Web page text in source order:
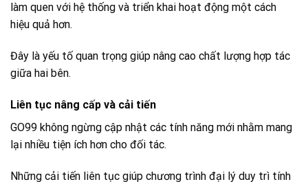
làm quen với hệ thống và triển khai hoạt động một cách
hiệu quả hơn.
Đây là yếu tố quan trọng giúp nâng cao chất lượng hợp tác
giữa hai bên.
Liên tục nâng cấp và cải tiến
GO99 không ngừng cập nhật các tính năng mới nhằm mang
lại nhiều tiện ích hơn cho đối tác.
Những cải tiến liên tục giúp chương trình đại lý duy trì tính